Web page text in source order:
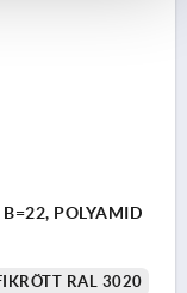
POLYAMID
RAL 3020